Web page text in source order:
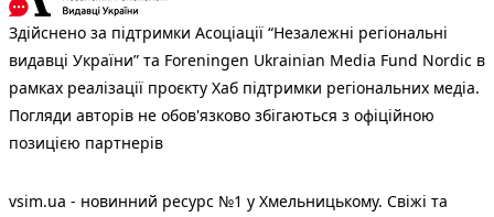
Здійснено за підтримки Асоціації “Незалежні регіональні
видавці України” та Foreningen Ukrainian Media Fund Nordic в
рамках реалізації проєкту Хаб підтримки регіональних медіа.
Погляди авторів не обов'язково збігаються з офіційною
позицією партнерів
vsim.ua - новинний ресурс №1 у Хмельницькому. Свіжі та